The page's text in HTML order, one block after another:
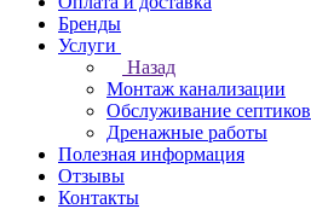
Бренды
Услуги
Назад
Монтаж канализации
Обслуживание септиков
Дренажные работы
Полезная информация
Отзывы
Контакты